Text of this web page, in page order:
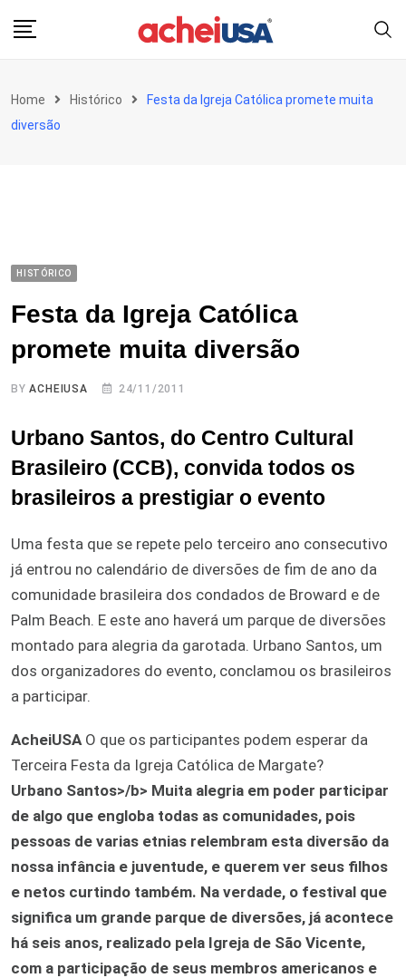
Home Histórico
Festa da Igreja Católica promete muita
diversão
HISTÓRICO
Festa da Igreja Católica
promete muita diversão
BYACHEIUSA 24/11/2011
Urbano Santos, do Centro Cultural
Brasileiro (CCB), convida todos os
brasileiros a prestigiar o evento
Uma festa que se repete pelo terceiro ano consecutivo
já entrou no calendário de diversões de fim de ano da
comunidade brasileira dos condados de Broward e de
Palm Beach. E este ano haverá um parque de diversões
montado para alegria da garotada. Urbano Santos, um
dos organizadores do evento, conclamou os brasileiros
a participar.
AcheiUSA O que os participantes podem esperar da
Terceira Festa da Igreja Católica de Margate?
Urbano Santos>/b> Muita alegria em poder participar
de algo que engloba todas as comunidades, pois
pessoas de varias etnias relembram esta diversão da
nossa infância e juventude, e querem ver seus filhos
e netos curtindo também. Na verdade, o festival que
significa um grande parque de diversões, já acontece
há seis anos, realizado pela Igreja de São Vicente,
com a participação de seus membros americanos e